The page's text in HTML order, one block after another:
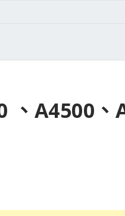
A4500、